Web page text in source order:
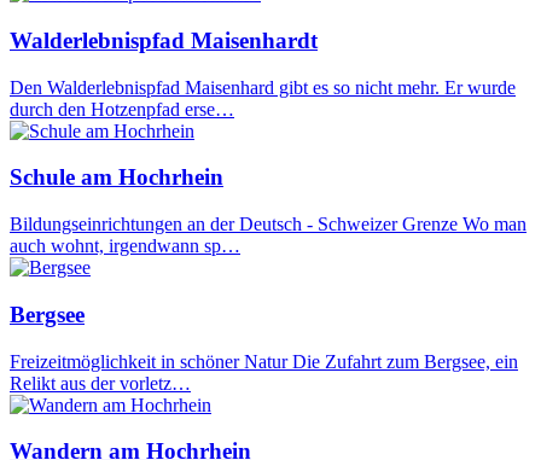
Walderlebnispfad Maisenhardt
Den Walderlebnispfad Maisenhard gibt es so nicht mehr. Er wurde
durch den Hotzenpfad erse…
Schule am Hochrhein
Bildungseinrichtungen an der Deutsch - Schweizer Grenze Wo man
auch wohnt, irgendwann sp…
Bergsee
Freizeitmöglichkeit in schöner Natur Die Zufahrt zum Bergsee, ein
Relikt aus der vorletz…
Wandern am Hochrhein